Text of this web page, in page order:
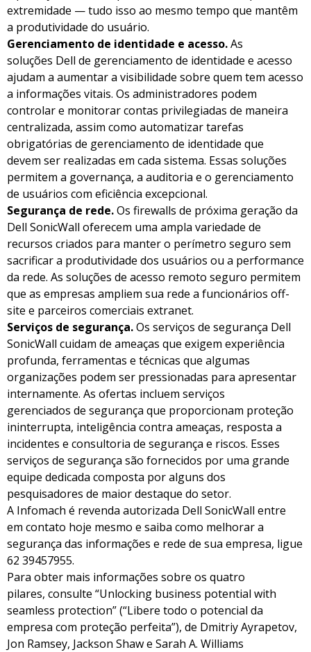
extremidade — tudo isso ao mesmo tempo que mantêm
a produtividade do usuário.
Gerenciamento de identidade e acesso.As
soluções Dell de gerenciamento de identidade e acesso
ajudam a aumentar a visibilidade sobre quem tem acesso
a informações vitais. Os administradores podem
controlar e monitorar contas privilegiadas de maneira
centralizada, assim como automatizar tarefas
obrigatórias de gerenciamento de identidade que
devem ser realizadas em cada sistema. Essas soluções
permitem a governança, a auditoria e o gerenciamento
de usuários com eficiência excepcional.
Segurança de rede.Os firewalls de próxima geração da
Dell SonicWall oferecem uma ampla variedade de
recursos criados para manter o perímetro seguro sem
sacrificar a produtividade dos usuários ou a performance
da rede. As soluções de acesso remoto seguro permitem
que as empresas ampliem sua rede a funcionários off-
site e parceiros comerciais extranet.
Serviços de segurança.Os serviços de segurança Dell
SonicWall cuidam de ameaças que exigem experiência
profunda, ferramentas e técnicas que algumas
organizações podem ser pressionadas para apresentar
internamente. As ofertas incluem serviços
gerenciados de segurança que proporcionam proteção
ininterrupta, inteligência contra ameaças, resposta a
incidentes e consultoria de segurança e riscos. Esses
serviços de segurança são fornecidos por uma grande
equipe dedicada composta por alguns dos
pesquisadores de maior destaque do setor.
A Infomach é revenda autorizada Dell SonicWall entre
em contato hoje mesmo e saiba como melhorar a
segurança das informações e rede de sua empresa, ligue
62 39457955.
Para obter mais informações sobre os quatro
pilares, consulte “Unlocking business potential with
seamless protection” (“Libere todo o potencial da
empresa com proteção perfeita”), de Dmitriy Ayrapetov,
Jon Ramsey, Jackson Shaw e Sarah A. Williams